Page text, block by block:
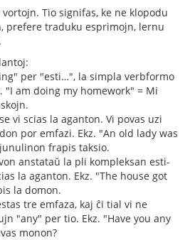
Tio signifas, ke ne klopodu
prefere traduku esprimojn, lernu
per "esti…", la simpla verbformo
"I am doing my homework" = Mi
vi scias la aganton. Vi povas uzi
por emfazi. Ekz. "An old lady was
frapis taksio.
anstataŭ la pli kompleksan esti-
la aganton. Ekz. "The house got
la domon.
tre emfaza, kaj ĉi tial vi ne
"any" per tio. Ekz. "Have you any
monon?